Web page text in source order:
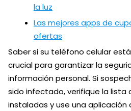
la luz
Las mejores apps de
ofertas
Saber si su teléfono celular
crucial para garantizar la
información personal. Si
sido infectado, verifique la lista
instaladas y use una aplicación